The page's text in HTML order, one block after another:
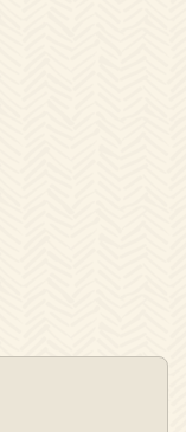
YOUTUBE
OP TIKTOK